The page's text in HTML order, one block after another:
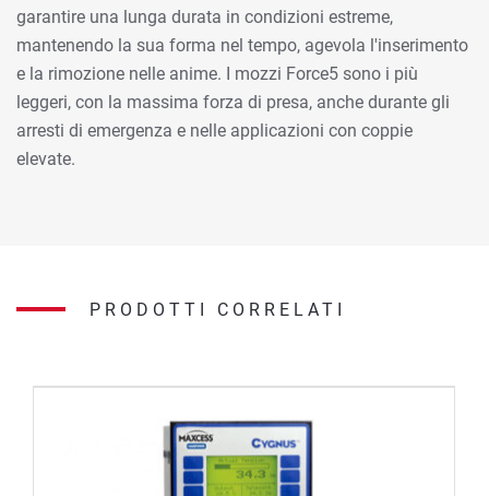
garantire una lunga durata in condizioni estreme,
mantenendo la sua forma nel tempo, agevola l'inserimento
e la rimozione nelle anime. I mozzi Force5 sono i più
leggeri, con la massima forza di presa, anche durante gli
arresti di emergenza e nelle applicazioni con coppie
elevate.
PRODOTTI CORRELATI